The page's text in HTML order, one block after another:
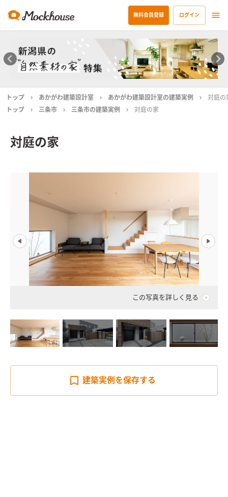
無料会員登録 ログイン
トップ あかがわ建築設計室 あかがわ建築設計室の建築実例
対庭の
トップ
三条市 三条市の建築実例 対庭の家
対庭の家
この写真を詳しく見る
建築実例を保存する